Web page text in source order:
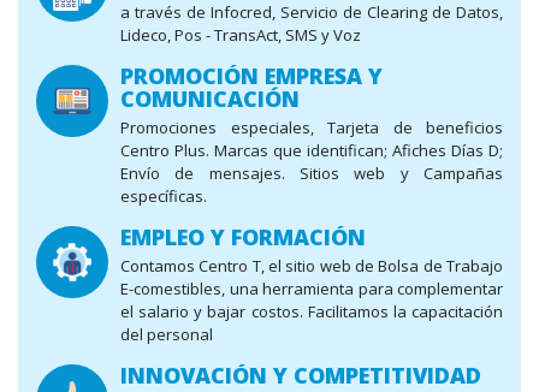
a través de Infocred, Servicio de Clearing de Datos,
Lideco, Pos - TransAct, SMS y Voz
PROMOCIÓN EMPRESA Y
COMUNICACIÓN
Promociones especiales, Tarjeta de beneficios
Centro Plus. Marcas que identifican; Afiches Días D;
Envío de mensajes. Sitios web y Campañas
específicas.
EMPLEO Y FORMACIÓN
Contamos Centro T, el sitio web de Bolsa de Trabajo
E-comestibles, una herramienta para complementar
el salario y bajar costos. Facilitamos la capacitación
del personal
INNOVACIÓN Y COMPETITIVIDAD